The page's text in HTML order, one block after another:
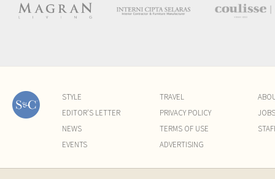
STYLE
EDITOR'S LETTER
NEWS
EVENTS
TRAVEL
PRIVACY POLICY
TERMS OF USE
ADVERTISING
JOBS